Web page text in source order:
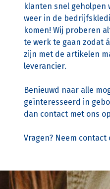
klanten snel geholpen
weer in de
komen! Wij proberen
te werk te gaan zodat
zijn met de artikelen
leverancier.
Benieuwd naar alle
geïnteresseerd in
dan contact met ons
Vragen? Neem contact